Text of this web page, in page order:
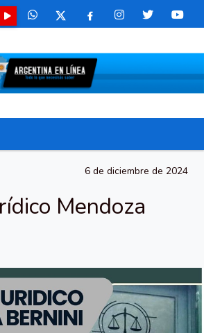
6 de diciembre de 2024
Mendoza